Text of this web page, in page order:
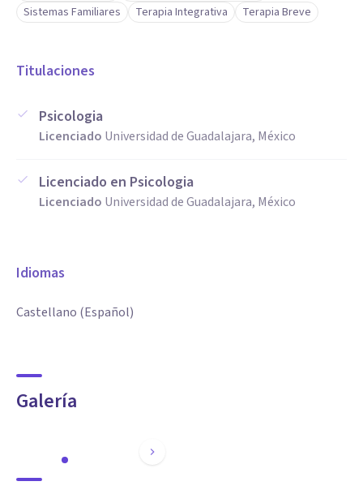
Sistemas Familiares
Terapia Integrativa Terapia Breve
Titulaciones
Psicologia
Licenciado Universidad de Guadalajara, México
Licenciado en Psicologia
Licenciado Universidad de Guadalajara, México
Idiomas
Castellano (Español)
Galería